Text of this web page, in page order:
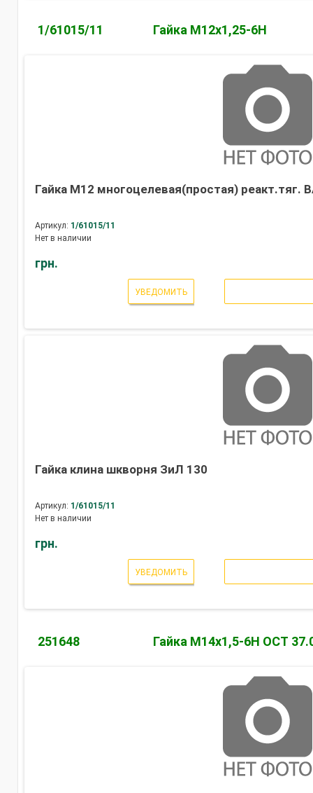
1/61015/11 Гайка М12х1,25-6Н
Гайка М12 многоцелевая(простая) реакт.тяг.
Артикул: 1/61015/11
Нет в наличии
грн.
УВЕДОМИТЬ
Гайка клина шкворня ЗиЛ 130
Артикул: 1/61015/11
Нет в наличии
грн.
УВЕДОМИТЬ
251648 Гайка М14х1,5-6Н ОСТ